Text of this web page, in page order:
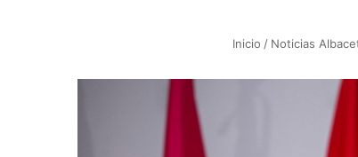
Inicio / Noticias